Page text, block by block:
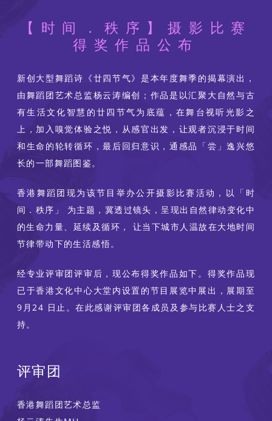
【时间．秩序】摄影比赛
得奖作品公布
新创大型舞蹈诗《廿四节气》是本年度舞季的揭幕演出，
由舞蹈团艺术总监杨云涛编创；作品是以汇聚大自然与古
有生活文化智慧的廿四节气为底蕴，在舞台视听光影之
上，加入嗅觉体验之悦，从感官出发，让观者沉浸于时间
和生命的轮转循环，最后回归意识，通感品「尝」逸兴悠
长的一部舞蹈图鉴。
香港舞蹈团现为该节目举办公开摄影比赛活动，以「时
间．秩序」 为主题，冀透过镜头，呈现出自然律动变化中
的生命力量、延续及循环， 让当下城市人温故在大地时间
节律带动下的生活感悟。
经专业评审团评审后，现公布得奖作品如下。得奖作品现
已于香港文化中心大堂内设置的节目展览中展出，展期至
9月24 日止。在此感谢评审团各成员及参与比赛人士之支
持。
评审团
香港舞蹈团艺术总监